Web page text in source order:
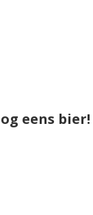
eens bier!